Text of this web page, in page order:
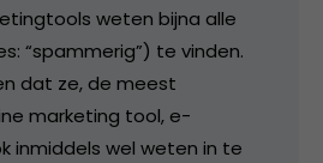
weten bijna alle
“spammerig”) te vinden.
dat ze, de meest
marketing tool, e-
inmiddels wel weten in te